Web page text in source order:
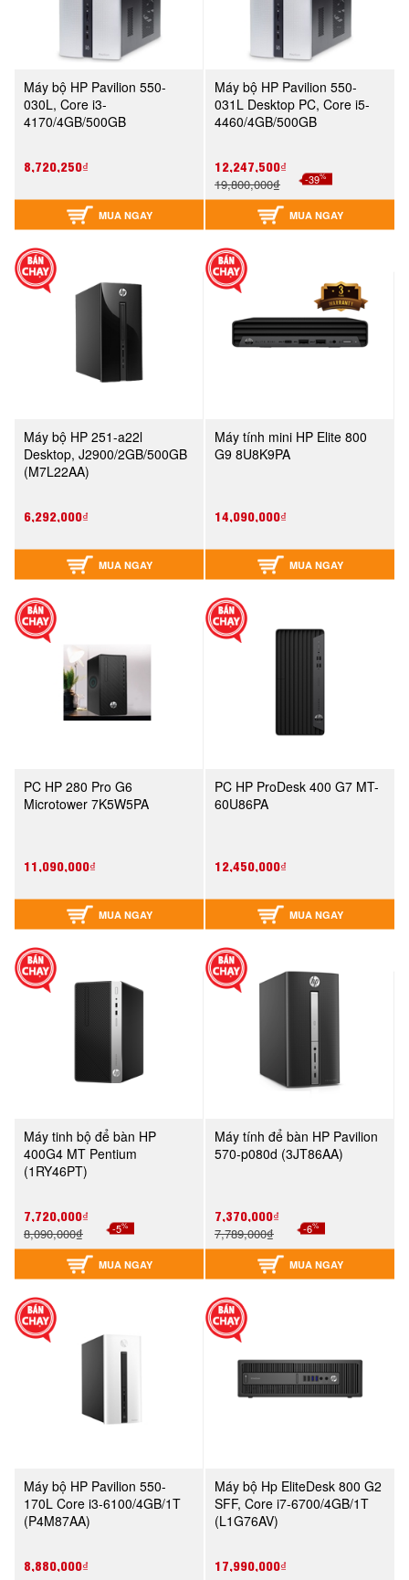
Máy bộ HP Pavilion 550-
030L, Core i3-
4170/4GB/500GB
8,720,250₫
MUA NGAY
Máy bộ HP Pavilion 550-
031L Desktop PC, Core i5-
4460/4GB/500GB
12,247,500₫
19,800,000₫ -39%
MUA NGAY
Máy bộ HP 251-a22l
Desktop, J2900/2GB/500GB
(M7L22AA)
6,292,000₫
MUA NGAY
Máy tính mini HP Elite 800
G9 8U8K9PA
14,090,000₫
MUA NGAY
PC HP 280 Pro G6
Microtower 7K5W5PA
11,090,000₫
MUA NGAY
PC HP ProDesk 400 G7 MT-
60U86PA
12,450,000₫
MUA NGAY
Máy tinh bộ để bàn HP
400G4 MT Pentium
(1RY46PT)
7,720,000₫
8,090,000₫ -5%
MUA NGAY
Máy tính để bàn HP Pavilion
570-p080d (3JT86AA)
7,370,000₫
7,789,000₫ -6%
MUA NGAY
Máy bộ HP Pavilion 550-
170L Core i3-6100/4GB/1T
(P4M87AA)
8,880,000₫
Máy bộ Hp EliteDesk 800 G2
SFF, Core i7-6700/4GB/1T
(L1G76AV)
17,990,000₫